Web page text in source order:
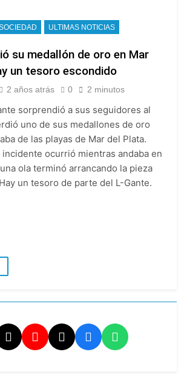
ULTIMAS NOTICIAS
su medallón de oro en Mar
un tesoro escondido
2 años atrás 0 2 minutos
sorprendió a sus seguidores al
uno de sus medallones de oro
de las playas de Mar del Plata.
ocurrió mientras andaba en
ola terminó arrancando la pieza
un tesoro de parte del L-Gante.